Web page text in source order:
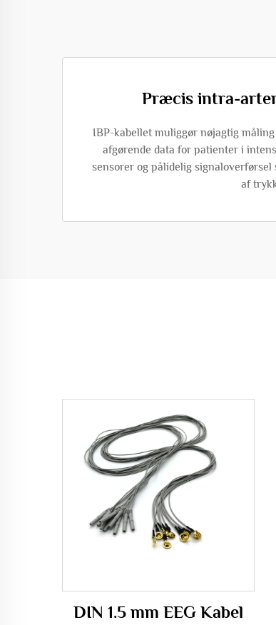
Præcis intra-
IBP-kabellet muliggør nøjagtig
afgørende data for patienter i
sensorer og pålidelig
af
DIN 1.5 mm EEG Kabel